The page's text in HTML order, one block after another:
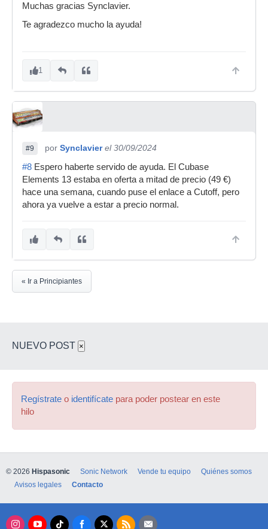
Muchas gracias Synclavier.
Te agradezco mucho la ayuda!
1
#9 por Synclavier el 30/09/2024
#8 Espero haberte servido de ayuda. El Cubase
Elements 13 estaba en oferta a mitad de precio (49 €)
hace una semana, cuando puse el enlace a Cutoff, pero
ahora ya vuelve a estar a precio normal.
« Ir a Principiantes
NUEVO POST ×
Regístrate o identifícate para poder postear en este
hilo
© 2026 Hispasonic Sonic Network Vende tu equipo
Quiénes somos
Avisos legales
Contacto